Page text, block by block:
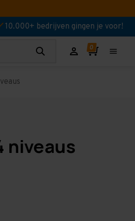
10.000+ bedrijven gingen je voor!
niveaus